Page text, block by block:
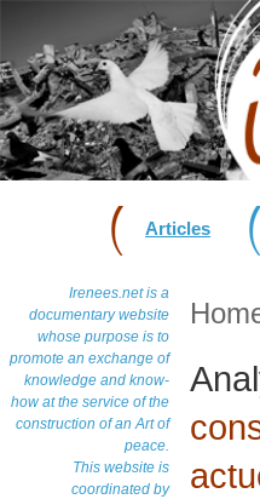
Articles
Irenees.net is a
documentary website
whose purpose is to
promote an exchange of
knowledge and know-
how at the service of the
construction of an Art of
peace.
This website is
coordinated by